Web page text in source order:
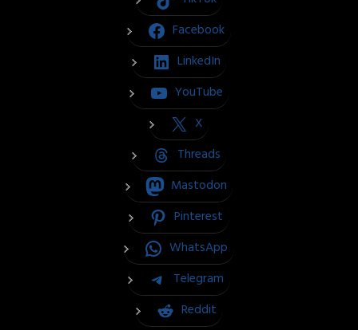
Facebook
LinkedIn
YouTube
X
Threads
Mastodon
Pinterest
WhatsApp
Telegram
Reddit